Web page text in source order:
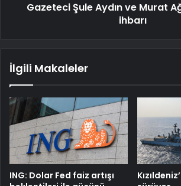
Gazeteci Şule Aydın ve Murat
ihbarı
İlgili Makaleler
ING: Dolar Fed faiz artışı